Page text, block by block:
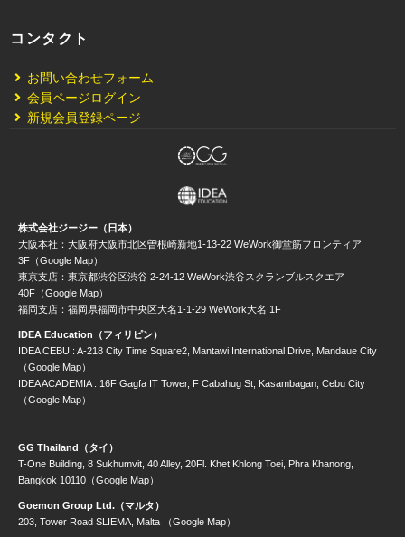
コンタクト
お問い合わせフォーム
会員ページログイン
新規会員登録ページ
株式会社ジージー（日本）
大阪本社：大阪府大阪市北区曽根崎新地1-13-22 WeWork御堂筋フロンティア
3F（Google Map）
東京支店：東京都渋谷区渋谷 2-24-12 WeWork渋谷スクランブルスクエア
40F（Google Map）
福岡支店：福岡県福岡市中央区大名1-1-29 WeWork大名 1F
IDEA Education（フィリピン）
IDEA CEBU : A-218 City Time Square2, Mantawi International Drive, Mandaue City
（Google Map）
IDEA ACADEMIA : 16F Gagfa IT Tower, F Cabahug St, Kasambagan, Cebu City
（Google Map）
GG Thailand（タイ）
T-One Building, 8 Sukhumvit, 40 Alley, 20Fl. Khet Khlong Toei, Phra Khanong,
Bangkok 10110（Google Map）
Goemon Group Ltd.（マルタ）
203, Tower Road SLIEMA, Malta （Google Map）